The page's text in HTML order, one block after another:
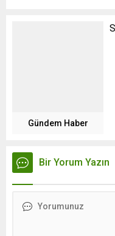
Gündem Haber
Bir Yorum Yazın